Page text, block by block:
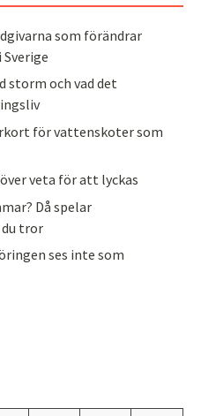
som förändrar
storm och vad det
för vattenskoter som
veta för att lyckas
Då spelar
tror
ses inte som